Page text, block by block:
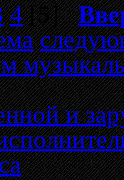
4[5]
и